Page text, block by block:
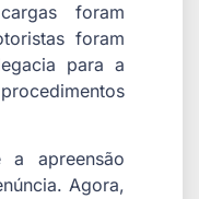
foram
foram
para a
a apreensão
Agora,